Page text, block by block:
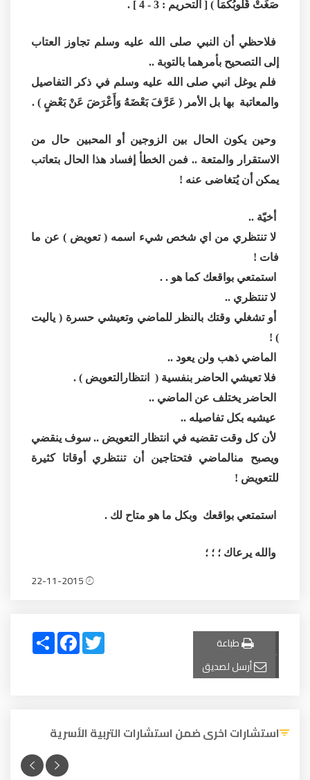
صَغَتْ قُلُوبُكُمَا ) [ التحريم : 3 - 4 ] .
فلاحظي أن النبي صلى الله عليه وسلم تجاوز العتاب
إلى التصحيح بأمرهما بالتوبة ..
فلم يوغل انبي صلى الله عليه وسلم في ذكر التفاصيل
والمعاتبة بها بل الأمر ( عَرَّفَ بَعْضَهُ وَأَعْرَضَ عَنْ بَعْضٍ ) .
وحين يكون الحال بين الزوجين أو المحبين حال من
الاستقرار والمتعة .. فمن الخطأ إفساد هذا الحال بتعاتب
يمكن أن يُتغاضى عنه !
أخيّة ..
لا تنتظري من اي شخص شيء اسمه ( تعويض ) عن ما
فات !
استمتعي بواقعك كما هو . .
لا تنتظري ..
أو تشغلي وقتك بالنظر للماضي وتعيشي حسرة ( ياليت
) !
الماضي ذهب ولن يعود ..
فلا تعيشي الحاضر بنفسية ( انتظارالتعويض ) .
الحاضر يختلف عن الماضي ..
عيشيه بكل تفاصيله ..
لأن كل وقت تقضيه في انتظار التعويض .. سوف ينقضي
ويصبح منالماضي فتحتاجين أن تنتظري أوقاتا كثيرة
للتعويض !
استمتعي بواقعك وبكل ما هو متاح لك .
والله يرعاك ؛ ؛ ؛
طباعة
أرسل لصديق
Share
FacebookTwitter
استشارات اخرى ضمن استشارات التربية الأسرية